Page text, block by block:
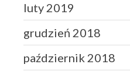
luty 2019
grudzień 2018
październik 2018